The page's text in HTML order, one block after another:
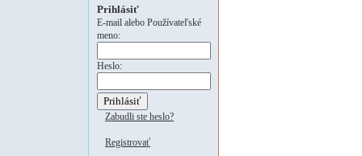
Prihlásiť
E-mail alebo Používateľské
meno:
Heslo:
Zabudli ste heslo?
Registrovať